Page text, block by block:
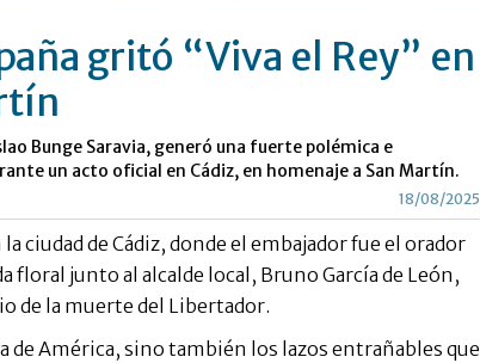
gritó “Viva el Rey” en
Bunge Saravia, generó una fuerte polémica e
un acto oficial en Cádiz, en homenaje a San Martín.
18/08/2025
ciudad de Cádiz, donde el embajador fue el orador
floral junto al alcalde local, Bruno García de León,
de la muerte del Libertador.
de América, sino también los lazos entrañables que